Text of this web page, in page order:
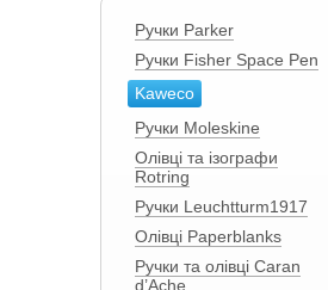
Ручки Parker
Ручки Fisher Space Pen
Kaweco
Ручки Moleskine
Олівці та ізографи
Rotring
Ручки Leuchtturm1917
Олівці Paperblanks
Ручки та олівці Caran
d’Ache